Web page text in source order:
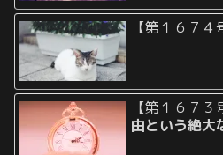
【第１６７４
【第１６７３
由という絶大